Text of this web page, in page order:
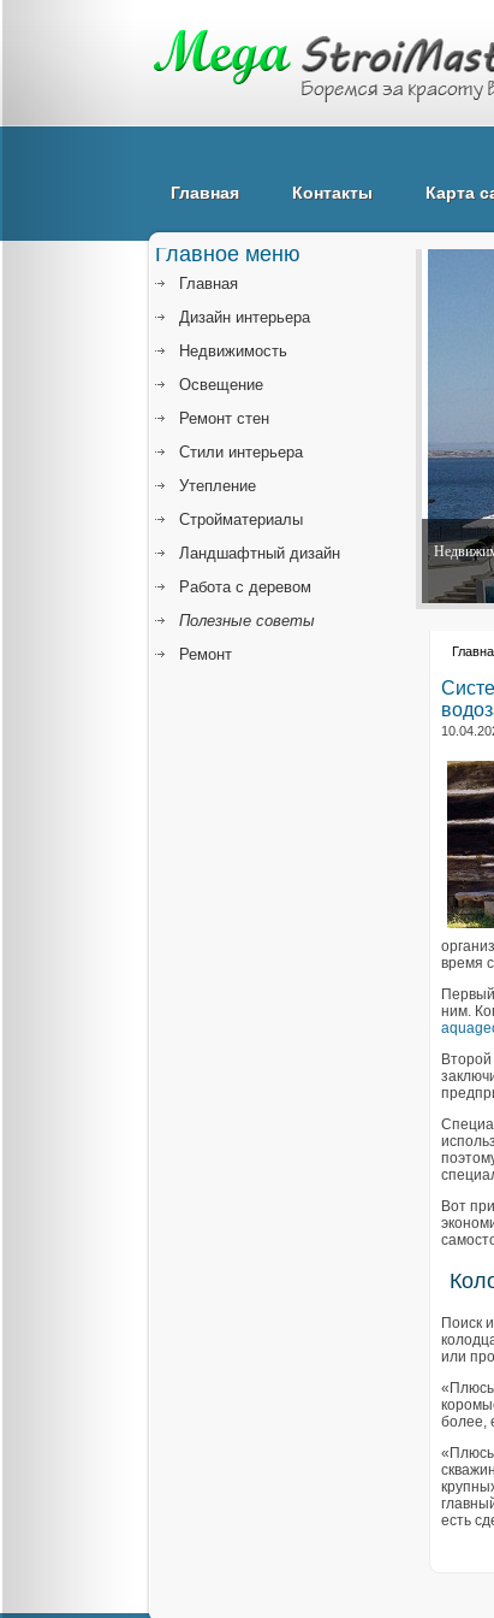
Главная Контакты Карта
время
ним.
Вот
Поиск
или
более,
есть
Главное меню
Главная
Дизайн интерьера
Недвижимость
Освещение
Ремонт стен
Стили интерьера
Утепление
Стройматериалы
Ландшафтный дизайн
Работа с деревом
Полезные советы
Ремонт